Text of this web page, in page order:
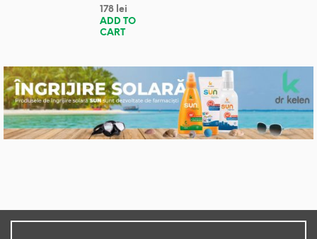
178 lei
ADD TO
CART